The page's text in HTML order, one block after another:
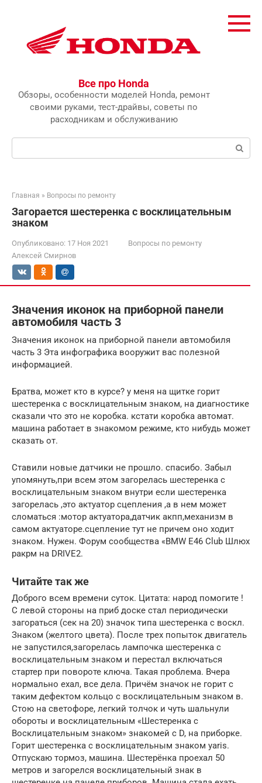
Все про Honda
Обзоры, особенности моделей Honda, ремонт
своими руками, тест-драйвы, советы по
расходникам и обслуживанию
Главная » Вопросы по ремонту
Загорается шестеренка с восклицательным
знаком
Опубликовано: 17 Ноя 2021
Вопросы по ремонту
Алексей Смирнов
Значения иконок на приборной панели
автомобиля часть 3
Значения иконок на приборной панели автомобиля
часть 3 Эта инфографика вооружит вас полезной
информацией.
Братва, может кто в курсе? у меня на щитке горит
шестеренка с восклицательным знаком, на диагностике
сказали что это не коробка. кстати коробка автомат.
машина работает в знакомом режиме, кто нибудь может
сказать от.
Ставили новые датчики не прошло. спасибо. Забыл
упомянуть,при всем этом загорелась шестеренка с
восклицательным знаком внутри если шестеренка
загорелась ,это актуатор сцепления ,а в нем может
сломаться :мотор актуатора,датчик акпп,механизм в
самом актуаторе.сцепление тут не причем оно ходит
знаком. Нужен. Форум сообщества «BMW E46 Club Шлюх
ракрм на DRIVE2.
Читайте так же
Доброго всем времени суток. Цитата: народ помогите !
С левой стороны на приб доске стал периодически
загораться (сек на 20) значок типа шестеренка с воскл.
Знаком (желтого цвета). После трех попыток двигатель
не запустился,загорелась лампочка шестеренка с
восклицательным знаком и перестал включаться
стартер при повороте ключа. Такая проблема. Вчера
нормально ехал, все дела. Причём значок не горит с
таким дефектом кольцо с восклицательным знаком в.
Стою на светофоре, легкий толчок и чуть шальнули
обороты и восклицательным «Шестеренка с
Восклицательным знаком» знакомей с D, на приборке.
Горит шестеренка с восклицательным знаком yaris.
Отпускаю тормоз, машина. Шестерёнка проехал 50
метров и загорелся восклицательный знак в